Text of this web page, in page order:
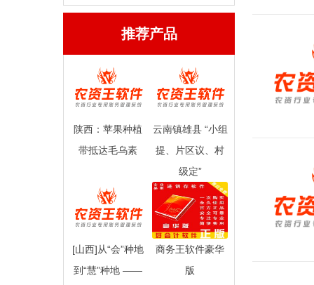
推荐产品
陕西：苹果种植
带抵达毛乌素
云南镇雄县 “小组
提、片区议、村
级定”
[山西]从“会”种地
到“慧”种地 ——
商务王软件豪华
版